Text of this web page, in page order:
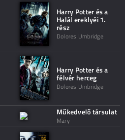
Harry Potter és a
Halál ereklyéi 1.
rész
Dolores Umbridge
Harry Potter és a
félvér herceg
Dolores Umbridge
Műkedvelő társulat
Mary